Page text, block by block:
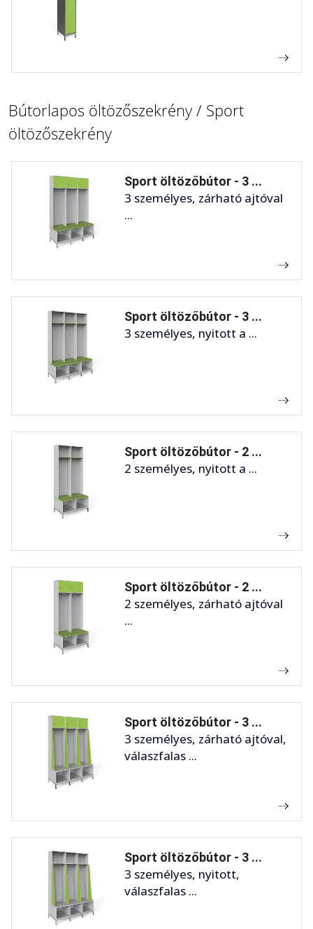
Bútorlapos öltözőszekrény / Sport
öltözőszekrény
Sport öltözőbútor - 3 ...
3 személyes, zárható ajtóval
...
Sport öltözőbútor - 3 ...
3 személyes, nyitott a ...
Sport öltözőbútor - 2 ...
2 személyes, nyitott a ...
Sport öltözőbútor - 2 ...
2 személyes, zárható ajtóval
...
Sport öltözőbútor - 3 ...
3 személyes, zárható ajtóval,
válaszfalas ...
Sport öltözőbútor - 3 ...
3 személyes, nyitott,
válaszfalas ...